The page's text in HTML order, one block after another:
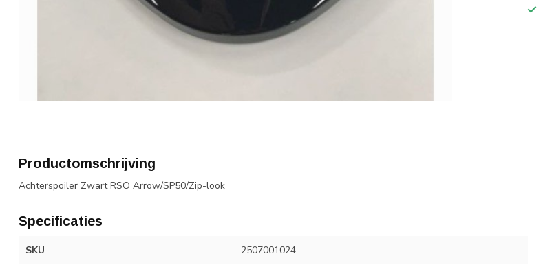
Productomschrijving
Achterspoiler Zwart RSO Arrow/SP50/Zip-look
Specificaties
SKU 2507001024